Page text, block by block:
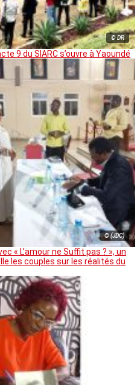
© DR
9 du SIARC s’ouvre à Yaoundé
© (JDC)
« L’amour ne Suffit pas ? », un
les couples sur les réalités du